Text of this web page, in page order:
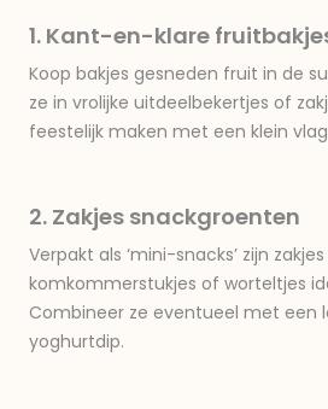
1. Kant-en-klare
Koop bakjes gesneden fruit in de
ze in vrolijke uitdeelbekertjes of
feestelijk maken met een klein
2. Zakjes snackgroenten
Verpakt als ‘mini-snacks’ zijn
komkommerstukjes of worteltjes
Combineer ze eventueel met een
yoghurtdip.